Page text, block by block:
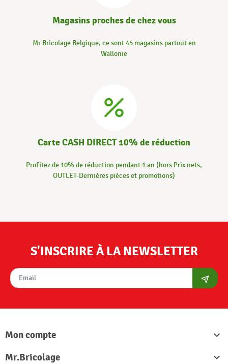
Magasins proches de chez vous
Mr.Bricolage Belgique, ce sont 45 magasins partout en
Wallonie
Carte CASH DIRECT 10% de réduction
Profitez de 10% de réduction pendant 1 an (hors Prix nets,
OUTLET-Dernières pièces et promotions)
S'INSCRIRE À LA NEWSLETTER
Mon compte

Mr.Bricolage
